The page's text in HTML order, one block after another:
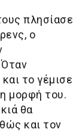
πλησίασε
ο
Όταν
το γέμισε
μορφή του.
θα
και τον